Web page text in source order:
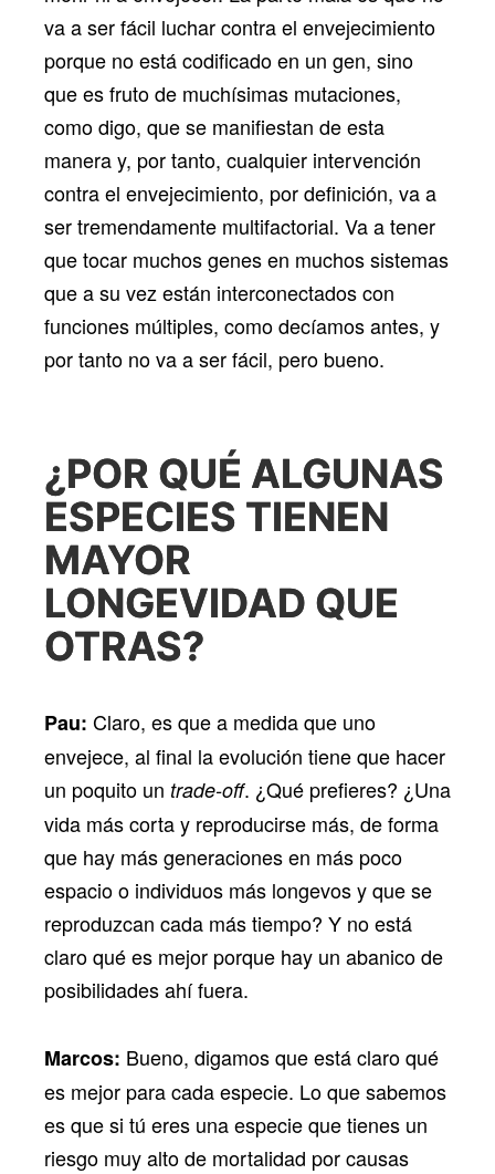
va a ser fácil luchar contra el envejecimiento
porque no está codificado en un gen, sino
que es fruto de muchísimas mutaciones,
como digo, que se manifiestan de esta
manera y, por tanto, cualquier intervención
contra el envejecimiento, por definición, va a
ser tremendamente multifactorial. Va a tener
que tocar muchos genes en muchos sistemas
que a su vez están interconectados con
funciones múltiples, como decíamos antes, y
por tanto no va a ser fácil, pero bueno.
¿POR QUÉ ALGUNAS
ESPECIES TIENEN
MAYOR
LONGEVIDAD QUE
OTRAS?
Pau: Claro, es que a medida que uno
envejece, al final la evolución tiene que hacer
un poquito un trade-off. ¿Qué prefieres? ¿Una
vida más corta y reproducirse más, de forma
que hay más generaciones en más poco
espacio o individuos más longevos y que se
reproduzcan cada más tiempo? Y no está
claro qué es mejor porque hay un abanico de
posibilidades ahí fuera.
Marcos: Bueno, digamos que está claro qué
es mejor para cada especie. Lo que sabemos
es que si tú eres una especie que tienes un
riesgo muy alto de mortalidad por causas